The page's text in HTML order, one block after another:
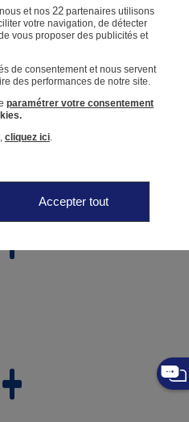
et nos 22partenaires utilisons
votre navigation, de détecter
vous proposer des publicités et
de consentement et nous servent
des performances de notre site.
paramétrer votre consentement
cliquez ici.
Accepter tout